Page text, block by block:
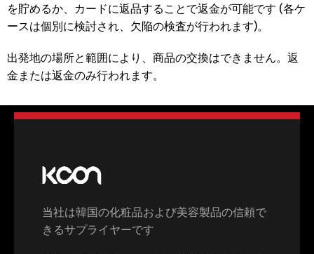
を貯めるか、カードに返品することで返金が可能です (各ケ
ースは個別に検討され、欠陥の検査が行われます)。
出発地の場所と範囲により、商品の交換はできません。返
金または返金のみ行われます。
当社は韓国の化粧品および美容製品の信頼で
きるサプライヤーです